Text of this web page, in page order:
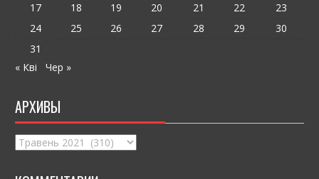
17
18 19 20 21 22
23
24
25 26 27 28 29
30
31
« Кві
Чер »
АРХИВЫ
Архивы